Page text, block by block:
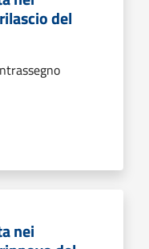
del
nei